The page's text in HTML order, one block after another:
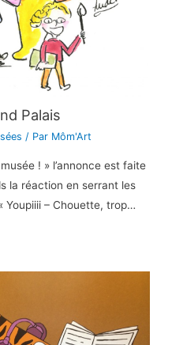
Palais
/ Par Môm'Art
! » l’annonce est faite
la réaction en serrant les
Youpiiii – Chouette, trop…